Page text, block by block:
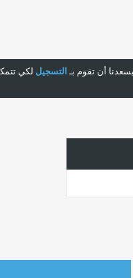
أن تقوم بـالتسجيل لكي